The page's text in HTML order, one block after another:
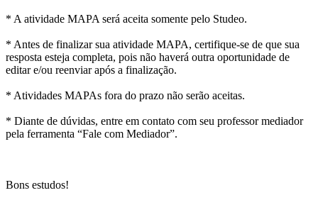
* A atividade MAPA será aceita somente pelo Studeo.
* Antes de finalizar sua atividade MAPA, certifique-se de que sua
resposta esteja completa, pois não haverá outra oportunidade de
editar e/ou reenviar após a finalização.
* Atividades MAPAs fora do prazo não serão aceitas.
* Diante de dúvidas, entre em contato com seu professor mediador
pela ferramenta “Fale com Mediador”.
Bons estudos!